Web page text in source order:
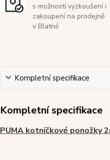
s možností vyzkoušení i
zakoupení na prodejně
v Blatné
Kompletní specifikace
Kompletní specifikace
PUMA kotníčkové ponožky